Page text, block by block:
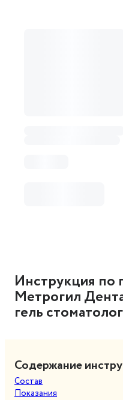
Инструкция
Метрогил
гель
Содержание
Состав
Показания